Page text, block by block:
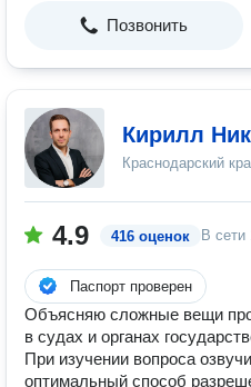
Позвонить
Кирилл
Краснодарский
4.9 416 оценок В сети
Паспорт проверен
Объясняю сложные вещи
в судах и органах
При изучении вопроса
оптимальный способ